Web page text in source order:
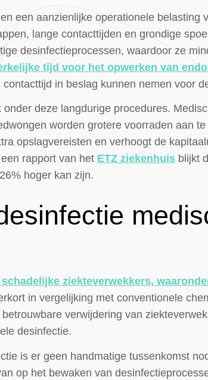
een aanzienlijke operationele belasting
lange contacttijden en grondige
desinfectieprocessen, waardoor ze
tijd voor het opwerken van
in beslag kunnen nemen voor
deze langdurige procedures.
worden grotere voorraden aan
opslagvereisten en verhoogt de
rapport van het ETZ ziekenhuis blijkt
hoger kan zijn.
schadelijke ziekteverwekkers,
in vergelijking met conventionele
verwijdering van
desinfectie.
is er geen handmatige tussenkomst
op het bewaken van